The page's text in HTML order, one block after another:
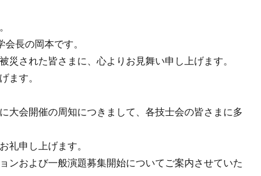
長の岡本です。
災された皆さまに、心よりお見舞い申し上げます。
ます。
大会開催の周知につきまして、各技士会の皆さまに多
礼申し上げます。
ンおよび一般演題募集開始についてご案内させていた